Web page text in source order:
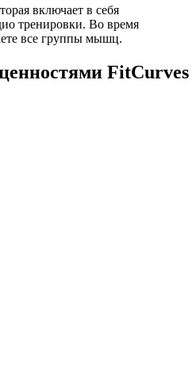
включает в себя
тренировки. Во время
все группы мышц.
FitCurves